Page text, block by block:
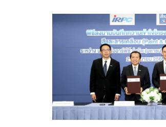
โครงสร้างพื้นฐานขนาดใหญ่